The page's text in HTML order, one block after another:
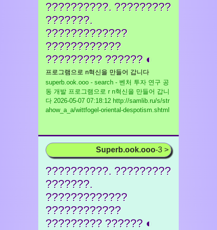
??????????. ?????????
???????.
?????????????
????????????
????????? ?????? ◐
프로그램으로 n혁신을 만들어 갑니다
superb.ook.ooo - search - 벤처 투자 연구 공
동 개발 프로그램으로 r n혁신을 만들어 갑니
다 2026-05-07 07:18:12 http://samlib.ru/s/str
ahow_a_a/wittfogel-oriental-despotism.shtml
Superb.ook.ooo-3 >
??????????. ?????????
???????.
?????????????
????????????
????????? ?????? ◐